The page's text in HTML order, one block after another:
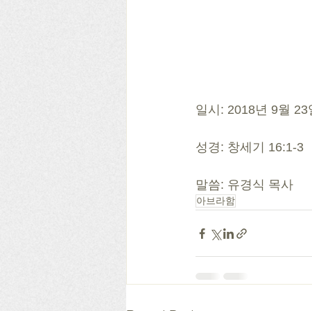
일시: 2018년 9월
성경: 창세기 16:1-3
말씀: 유경식 목사
아브라함